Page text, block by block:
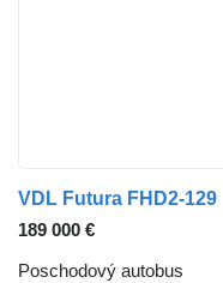
VDL Futura FHD2-129
189 000 €
Poschodový autobus